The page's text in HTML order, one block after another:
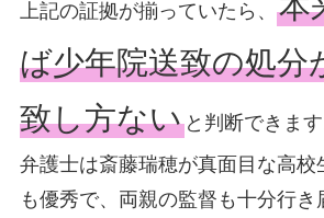
上記の証拠が揃っていたら、
ば少年院送致の処分
致し方ないと判断できま
弁護士は斎藤瑞穂が真面目な高校
も優秀で、両親の監督も十分行き